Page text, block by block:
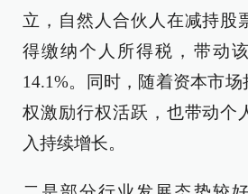
立，自然人合伙人在减持股
得缴纳个人所得税，带动
14.1%。同时，随着资本市
权激励行权活跃，也带动个
入持续增长。